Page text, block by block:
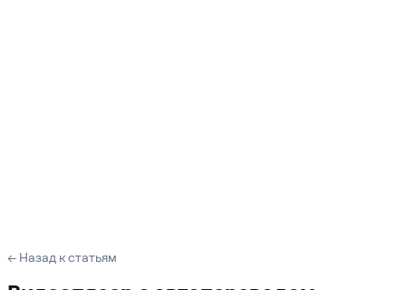
← Назад к статьям